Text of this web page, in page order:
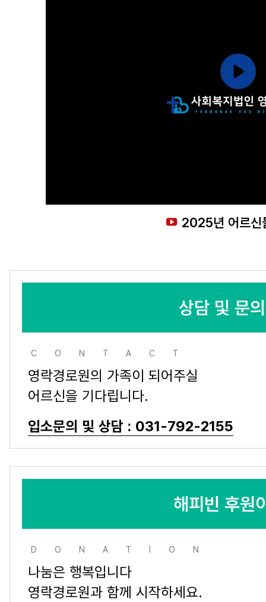
2025년 어르신
상담 및 문
CONTACT
영락경로원의 가족이 되어주실
어르신을 기다립니다.
입소문의 및 상담 : 031-792-2155
해피빈 후원
DONATION
나눔은 행복입니다
영락경로원과 함께 시작하세요.